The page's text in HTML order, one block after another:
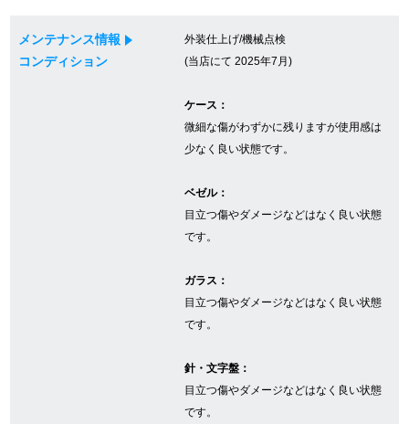
GINZA RASINについて
店舗情報
メンテナンス情報
コンディション
外装仕上げ/機械点検
(当店にて 2025年7月)
ケース：
微細な傷がわずかに残りますが使用感は
少なく良い状態です。
ベゼル：
目立つ傷やダメージなどはなく良い状態
です。
ガラス：
目立つ傷やダメージなどはなく良い状態
です。
針・文字盤：
目立つ傷やダメージなどはなく良い状態
です。